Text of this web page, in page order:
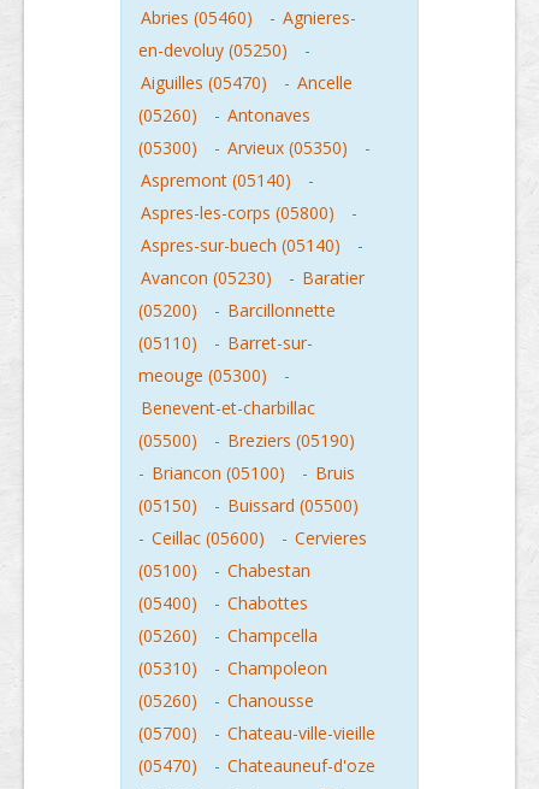
Abries (05460)
- Agnieres-
en-devoluy (05250)
-
Aiguilles (05470)
- Ancelle
(05260)
- Antonaves
(05300)
- Arvieux (05350)
-
Aspremont (05140)
-
Aspres-les-corps (05800)
-
Aspres-sur-buech (05140)
-
Avancon (05230)
- Baratier
(05200)
- Barcillonnette
(05110)
- Barret-sur-
meouge (05300)
-
Benevent-et-charbillac
(05500)
- Breziers (05190)
- Briancon (05100) - Bruis
(05150)
- Buissard (05500)
- Ceillac (05600) - Cervieres
(05100)
- Chabestan
(05400)
- Chabottes
(05260)
- Champcella
(05310)
- Champoleon
(05260)
- Chanousse
(05700)
- Chateau-ville-vieille
(05470)
- Chateauneuf-d'oze